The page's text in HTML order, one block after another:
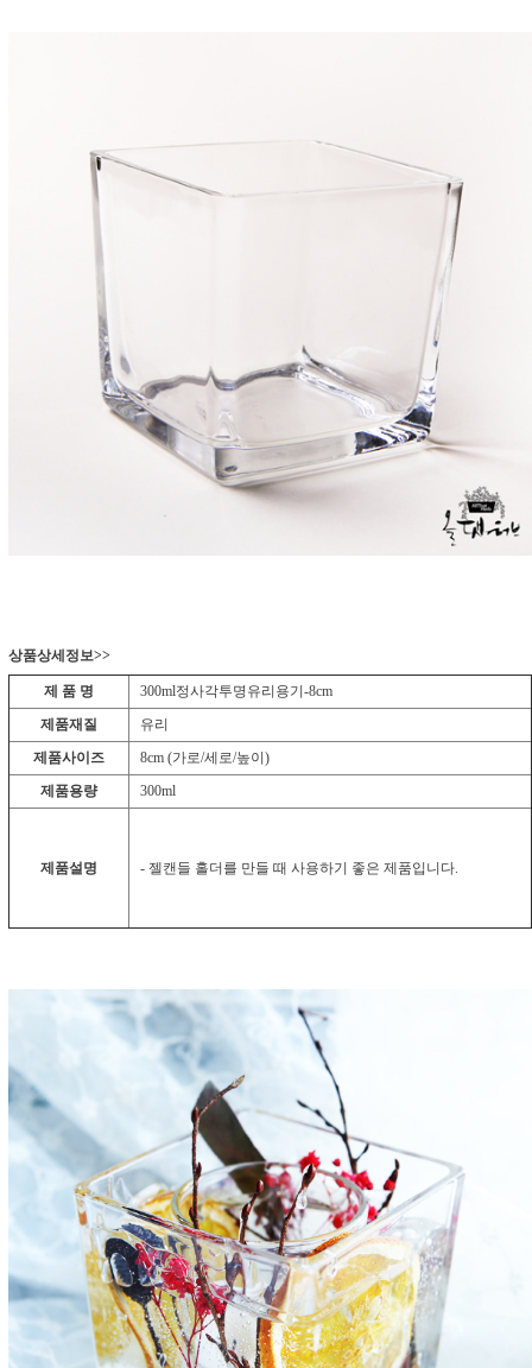
상품상세정보>>
제 품 명
300ml정사각투명유리용기-8cm
제품재질
유리
제품사이즈
8cm (가로/세로/높이)
제품용량
300ml
제품설명 - 젤캔들 홀더를 만들 때 사용하기 좋은 제품입니다.